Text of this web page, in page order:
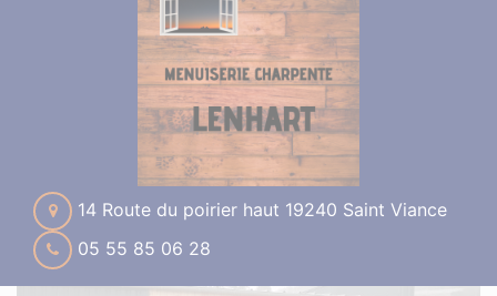
14 Route du poirier haut 19240 Saint Viance
05 55 85 06 28